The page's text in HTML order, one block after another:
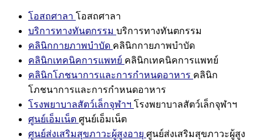
โอสถศาลา โอสถศาลา
บริการทางทันตกรรม บริการทางทันตกรรม
คลินิกกายภาพบำบัด คลินิกกายภาพบำบัด
คลินิกเทคนิคการแพทย์ คลินิกเทคนิคการแพทย์
คลินิกโภชนาการและการกำหนดอาหาร คลินิก
โภชนาการและการกำหนดอาหาร
โรงพยาบาลสัตว์เล็กจุฬาฯ โรงพยาบาลสัตว์เล็กจุฬาฯ
ศูนย์เอ็มเน็ต ศูนย์เอ็มเน็ต
ศูนย์ส่งเสริมสุขภาวะผู้สูงอายุ ศูนย์ส่งเสริมสุขภาวะผู้สูง